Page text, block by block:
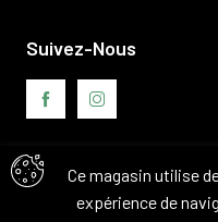
Ce magasin utilise
expérience de
Suivez-Nous
Avis clients